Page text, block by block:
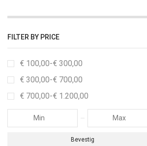
FILTER BY PRICE
€ 100,00-€ 300,00
€ 300,00-€ 700,00
€ 700,00-€ 1.200,00
Bevestig